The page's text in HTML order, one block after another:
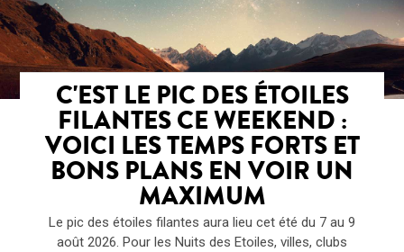
C'EST LE PIC DES ÉTOILES
FILANTES CE WEEKEND :
VOICI LES TEMPS FORTS ET
BONS PLANS EN VOIR UN
MAXIMUM
Le pic des étoiles filantes aura lieu cet été du 7 au 9
août 2026. Pour les Nuits des Etoiles, villes, clubs